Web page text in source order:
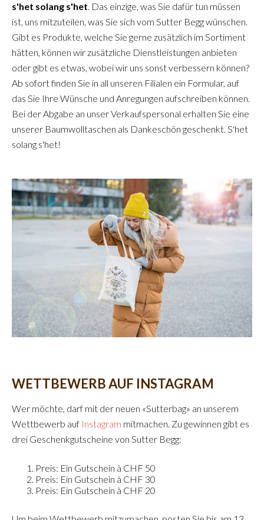
s'het solang s'het. Das einzige, was Sie dafür tun müssen
ist, uns mitzuteilen, was Sie sich vom Sutter Begg wünschen.
Gibt es Produkte, welche Sie gerne zusätzlich im Sortiment
hätten, können wir zusätzliche Dienstleistungen anbieten
oder gibt es etwas, wobei wir uns sonst verbessern können?
Ab sofort finden Sie in all unseren Filialen ein Formular, auf
das Sie Ihre Wünsche und Anregungen aufschreiben können.
Bei der Abgabe an unser Verkaufspersonal erhalten Sie eine
unserer Baumwolltaschen als Dankeschön geschenkt. S'het
solang s'het!
WETTBEWERB AUF INSTAGRAM
Wer möchte, darf mit der neuen «Sutterbag» an unserem
Wettbewerb auf Instagram mitmachen. Zu gewinnen gibt es
drei Geschenkgutscheine von Sutter Begg:
Preis: Ein Gutschein à CHF 50
Preis: Ein Gutschein à CHF 30
Preis: Ein Gutschein à CHF 20